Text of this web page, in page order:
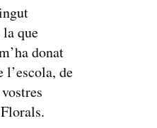
que
donat
l’escola, de